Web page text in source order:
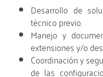
Desarrollo de
técnico previo.
Manejo y
extensiones y/o
Coordinación y
de las